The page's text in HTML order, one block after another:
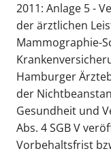
2011: Anlage 5 -
der ärztlichen
Mammographie-
Hamburger
der
Gesundheit und
Abs. 4 SGB V
Vorbehaltsfrist